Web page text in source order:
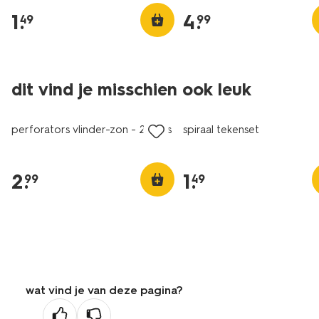
1.
49 4.
99
dit vind je misschien ook leuk
perforators vlinder-zon - 2 stuks
2.
99
spiraal tekenset
1.
49
wat vind je van deze pagina?